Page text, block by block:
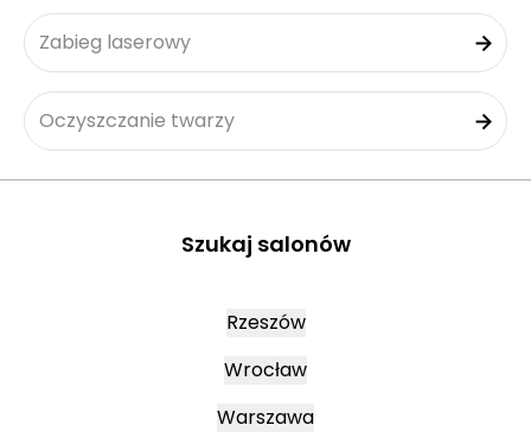
Zabieg laserowy
Oczyszczanie twarzy
Szukaj salonów
Rzeszów
Wrocław
Warszawa